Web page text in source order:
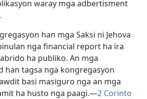
waray mga adbertisment
han mga Saksi ni Jehova
nga financial report ha ira
ha publiko. An mga
han tagsa nga kongregasyon
basi masiguro nga an mga
ha husto nga paagi.—2 Corinto